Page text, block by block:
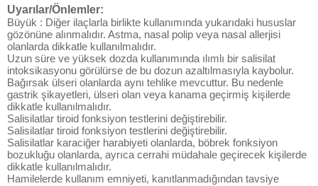
Uyarılar/Önlemler:
Büyük : Diğer ilaçlarla birlikte kullanımında yukarıdaki hususlar
gözönüne alınmalıdır. Astma, nasal polip veya nasal allerjisi
olanlarda dikkatle kullanılmalıdır.
Uzun süre ve yüksek dozda kullanımında ılımlı bir salisilat
intoksikasyonu görülürse de bu dozun azaltılmasıyla kaybolur.
Bağırsak ülseri olanlarda aynı tehlike mevcuttur. Bu nedenle
gastrik şikayetleri, ülseri olan veya kanama geçirmiş kişilerde
dikkatle kullanılmalıdır.
Salisilatlar tiroid fonksiyon testlerini değiştirebilir.
Salisilatlar tiroid fonksiyon testlerini değiştirebilir.
Salisilatlar karaciğer harabiyeti olanlarda, böbrek fonksiyon
bozukluğu olanlarda, ayrıca cerrahi müdahale geçirecek kişilerde
dikkatle kullanılmalıdır.
Hamilelerde kullanım emniyeti, kanıtlanmadığından tavsiye